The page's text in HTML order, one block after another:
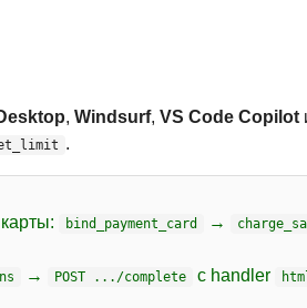
, Windsurf, VS Code Copilot
.
bind_payment_card →
→ POST .../complete с handler